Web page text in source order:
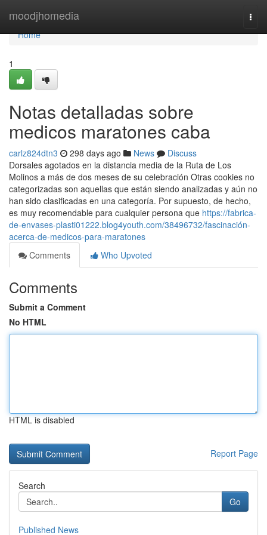
moodjhomedia
Home
Home
1
Notas detalladas sobre
medicos maratones caba
carlz824dtn3 298 days ago News
Discuss
Dorsales agotados en la distancia media de la Ruta de Los
Molinos a más de dos meses de su celebración Otras cookies no
categorizadas son aquellas que están siendo analizadas y aún no
han sido clasificadas en una categoría. Por supuesto, de hecho,
es muy recomendable para cualquier persona que https://fabrica-
de-envases-plasti01222.blog4youth.com/38496732/fascinación-
acerca-de-medicos-para-maratones
Comments
Who Upvoted
Comments
Submit a Comment
No HTML
HTML is disabled
Report Page
Search
Go
Published News